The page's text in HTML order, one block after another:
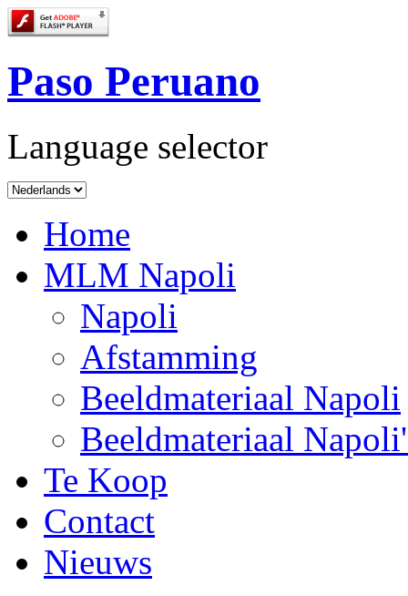
Paso Peruano
Language selector
Home
MLM Napoli
Napoli
Afstamming
Beeldmateriaal Napoli
Beeldmateriaal
Te Koop
Contact
Nieuws